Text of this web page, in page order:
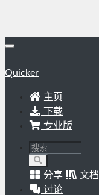
Quicker
主页
下载
专业版
分享
文档
讨论